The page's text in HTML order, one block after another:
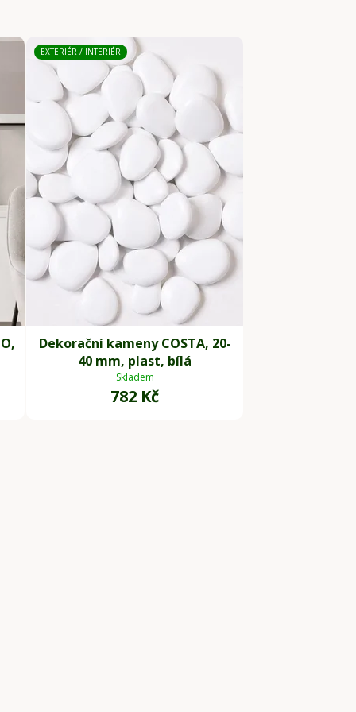
EXTERIÉR / INTERIÉR
Dekorační kameny COSTA, 20-
40 mm, plast, bílá
Skladem
782 Kč